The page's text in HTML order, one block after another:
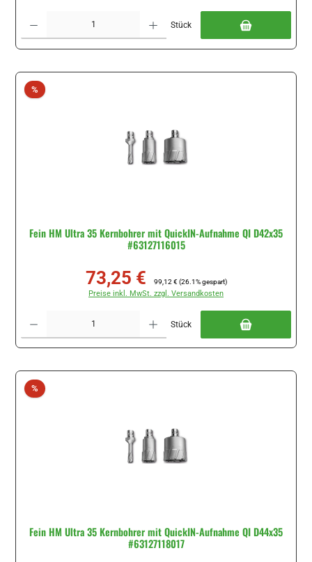
Stück
%Rabatt
Fein HM Ultra 35 Kernbohrer mit QuickIN-Aufnahme QI D42x35
#63127116015
Verkaufspreis:
73,25 € 99,12 € (26.1% gespart)
Preise inkl. MwSt. zzgl. Versandkosten
Stück
%Rabatt
Fein HM Ultra 35 Kernbohrer mit QuickIN-Aufnahme QI D44x35
#63127118017